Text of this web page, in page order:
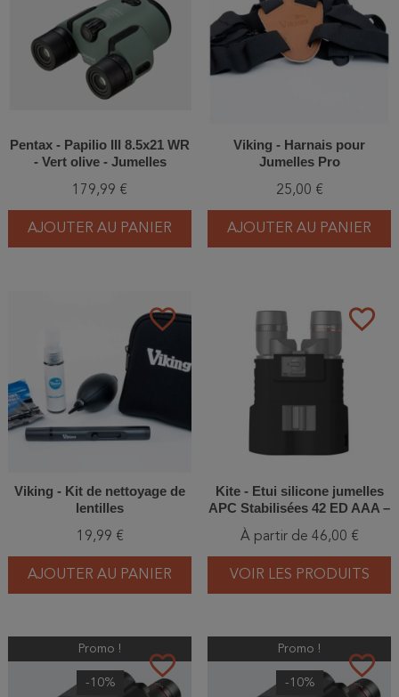
Pentax - Papilio III 8.5x21 WR
- Vert olive - Jumelles
179,99 €
AJOUTER AU PANIER
Viking - Harnais pour
Jumelles Pro
25,00 €
AJOUTER AU PANIER
favorite_border
Viking - Kit de nettoyage de
lentilles
19,99 €
AJOUTER AU PANIER
favorite_border
Kite - Etui silicone jumelles
APC Stabilisées 42 ED AAA –
À partir de 46,00 €
VOIR LES PRODUITS
favorite_border
Promo !
-10%
favorite_border
Promo !
-10%